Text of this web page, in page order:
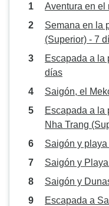
Aventura en el
Semana en la
(Superior) - 7
Escapada a la
días
Saigón, el
Escapada a la
Nha Trang
Saigón y
Saigón y
Saigón y
Escapada a